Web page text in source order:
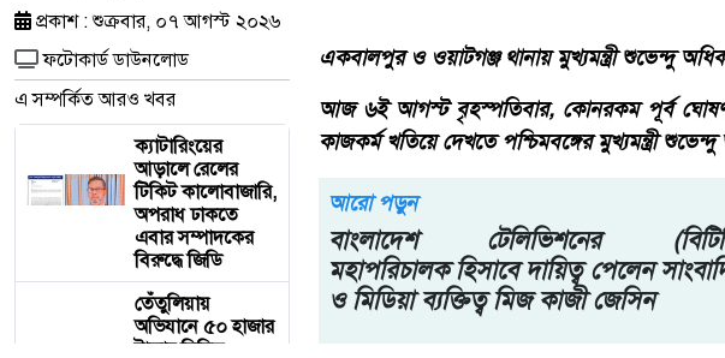
প্রকাশ : শুক্রবার, ০৭ আগস্ট ২০২৬
ফটোকার্ড ডাউনলোড
এ সম্পর্কিত আরও খবর
ক্যাটারিংয়ের
আড়ালে রেলের
টিকিট কালোবাজারি,
অপরাধ ঢাকতে
এবার সম্পাদকের
বিরুদ্ধে জিডি
তেঁতুলিয়ায়
অভিযানে ৫০ হাজার
টাকার নিষিদ্ধ